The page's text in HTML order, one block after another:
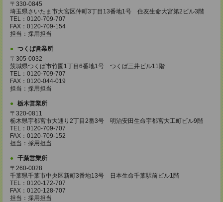
〒330-0845
埼玉県さいたま市大宮区仲町3丁目13番地1号 住友生命大宮第2ビル3階
TEL：0120-709-707
FAX：0120-709-154
担当：採用担当
つくば営業所
〒305-0032
茨城県つくば市竹園1丁目6番地1号 つくば三井ビル11階
TEL：0120-709-707
FAX：0120-044-019
担当：採用担当
栃木営業所
〒320-0811
栃木県宇都宮市大通り2丁目2番3号 明治安田生命宇都宮大工町ビル9階
TEL：0120-709-707
FAX：0120-709-152
担当：採用担当
千葉営業所
〒260-0028
千葉県千葉市中央区新町3番地13号 日本生命千葉駅前ビル1階
TEL：0120-172-707
FAX：0120-128-707
担当：採用担当